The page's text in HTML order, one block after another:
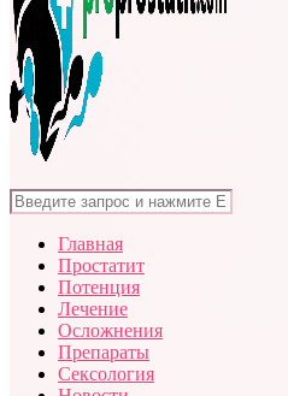
Главная
Простатит
Потенция
Лечение
Осложнения
Препараты
Сексология